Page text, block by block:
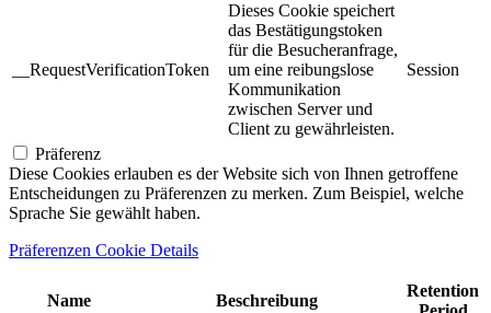
__RequestVerificationToken
Dieses Cookie speichert
das Bestätigungstoken
für die Besucheranfrage,
um eine reibungslose
Kommunikation
zwischen Server und
Client zu gewährleisten.
Session
Präferenz
Diese Cookies erlauben es der Website sich von Ihnen getroffene
Entscheidungen zu Präferenzen zu merken. Zum Beispiel, welche
Sprache Sie gewählt haben.
Präferenzen Cookie Details
Name Beschreibung
Retention